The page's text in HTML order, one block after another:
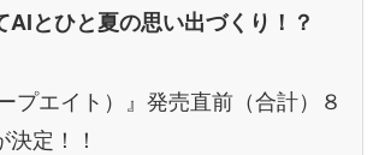
AIとひと夏の思い出づくり！？
プエイト）』発売直前（合計）８
定！！